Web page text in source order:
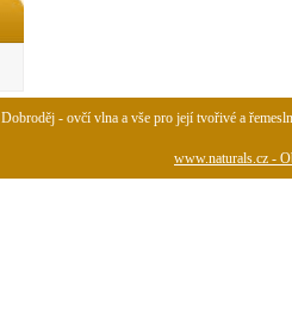
Dobroděj - ovčí vlna a vše pro její tvořivé a
www.naturals.cz -